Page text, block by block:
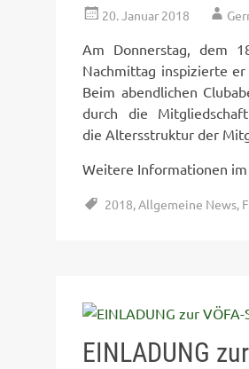
20. Januar 2018
Am Donnerstag, dem
Nachmittag inspizierte
Beim abendlichen
durch die
die Altersstruktur der
Weitere Informationen
2018,Allgemeine News,
EINLADUNG